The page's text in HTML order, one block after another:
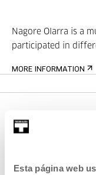
Esta página web
Nagore Olarra is a
participated in
MORE INFORMATION